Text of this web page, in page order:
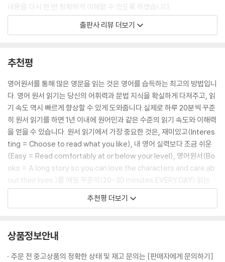
오락실 게임 캐릭터에 불과한 바넬로피와 랄프는 정신없이 복잡한 인터넷
속에서 무사히 슈가 러시의 조종 핸들을 찾아낼 수 있을까요? 사랑할 수밖
에 없는 오락실 게임 캐릭터들이 일으키는 좌충우돌 모험을 담은 『주먹왕
내용을 다시 한 번 정확하게 이해할 수 있도록 하였습니다.
이런 탄탄한 구성 덕분에 『영화로 읽는 영어 원서』 시리즈는, EBS 운영 어
마다 어학 분야에 베스트셀러 진입하는 등 ‘검증받은 영어원서’로 큰 사랑
을 받고 있습니다.
이 책이 필요한 독자들
- 영어원서 읽기를 처음 시작하는 독자
- 쉽고 재미있는 원서를 찾고 있는 영어 학습자
- 영화 [주먹왕 랄프2(Ralph Breaks the Internet)]를 재미있게 보신
분
- 특목고 입시를 준비하는 초·중학생
- 토익 650~750점, 고등학교 상위권 수준의 영어 학습자
- 엄마표 영어를 위한 교재를 찾고 있는 부모님
아웃』, 『모아나』, 『하이스쿨 뮤지컬』, 『주토피아』, 『코코』, 『몬스터 주식회
출판사 리뷰 더보기
추천평
영어원서를 통해 많은 영문을 읽는 것은 영어를 습득하는 최고의 방법입니
다. 영어 원서 읽기는 당신의 어휘력과 문법 지식을 확실하게 다져주고, 읽
기 속도 역시 빠르게 향상할 수 있게 도와줍니다.실제로 하루 20분씩 꾸준
히 원서 읽기를 하면 1년 이내에 원어민과 같은 수준의 읽기 속도와 이해력
을 얻을 수 있습니다. 원서 읽기에서 가장 중요한 것은, 재미있고(Interes
ting = Choose to read what you like), 내 영어 실력보다 조금 쉬운
(Easy = Read comfortably at or below your level), 영어원서(Bo
oks = A long story so you can love the characters and care ab
out their lives.)를 매일 꾸준히(20-30 minutes EVERY DAY) 읽는
것입니다. 이 책은 위와 같은 요소를 완벽하게 충족시키는 책입니다. 남녀
노소 누구나 좋아하는 세계적인 베스트셀러를 한국인의 영어 실력 향상을
- 마이클 마이즈너 (한국 외국어대학교 교수)
추천평 더보기
상품정보안내
주문 전 중고상품의 정확한 상태 및 재고 문의는 [판매자에게 문의하기]